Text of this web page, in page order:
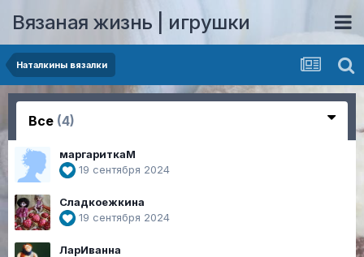
Вязаная жизнь | игрушки
Наталкины вязалки
Все (4)
маргариткаМ
19 сентября 2024
Сладкоежкина
19 сентября 2024
ЛарИванна